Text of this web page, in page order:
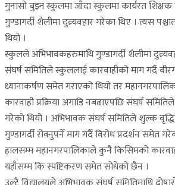
गुनासो बुझ्न स्कुलमा जाँदा स्कुलमा कार्यरत
गुण्डागर्दी शैलीमा दुव्र्यवहार गरेका थिए । त्यस
थियो ।
स्कुलले अभिभावकहरुमाथि गुण्डागर्दी शैलीमा
संघर्ष समितिले स्कुललाई कारवाहीको माग गर्दै
ध्यानाकर्षण समेत गराएको थियो तर
कारवाही प्रक्रिया अगाडि नबढाएपछि संघर्ष
गरेको थियो । अभिभावक संघर्ष समितिले शुल्क
गुण्डागर्दी रोक्नुपर्ने माग गर्दै विरोध प्रदर्शन समेत
हालसम्म महानगरपालिकाले कुनै किसिमको
यहाँसम्म कि स्पष्टिकरण समेत सोधेको छैन ।